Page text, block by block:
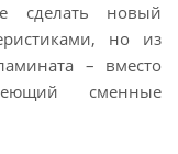
сделать новый
но из
– вместо
сменные